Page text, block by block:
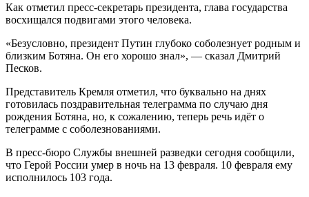
Как отметил пресс-секретарь президента, глава государства
восхищался подвигами этого человека.
«Безусловно, президент Путин глубоко соболезнует родным и
близким Ботяна. Он его хорошо знал», — сказал Дмитрий
Песков.
Представитель Кремля отметил, что буквально на днях
готовилась поздравительная телеграмма по случаю дня
рождения Ботяна, но, к сожалению, теперь речь идёт о
телеграмме с соболезнованиями.
В пресс-бюро Службы внешней разведки сегодня сообщили,
что Герой России умер в ночь на 13 февраля. 10 февраля ему
исполнилось 103 года.